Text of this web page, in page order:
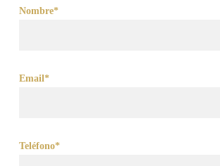
Nombre*
Email*
Teléfono*